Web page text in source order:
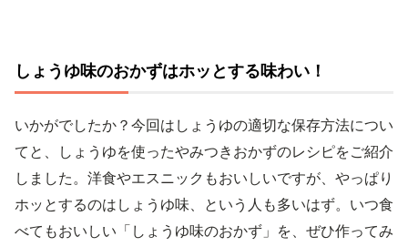
しょうゆ味のおかずはホッとする味わい！
いかがでしたか？今回はしょうゆの適切な保存方法につい
てと、しょうゆを使ったやみつきおかずのレシピをご紹介
しました。洋食やエスニックもおいしいですが、やっぱり
ホッとするのはしょうゆ味、という人も多いはず。いつ食
べてもおいしい「しょうゆ味のおかず」を、ぜひ作ってみ